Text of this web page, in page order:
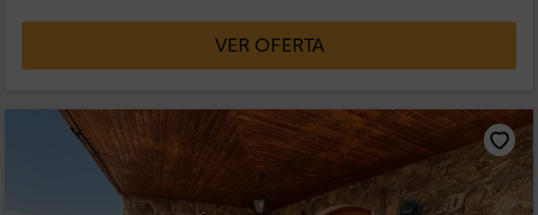
VER OFERTA